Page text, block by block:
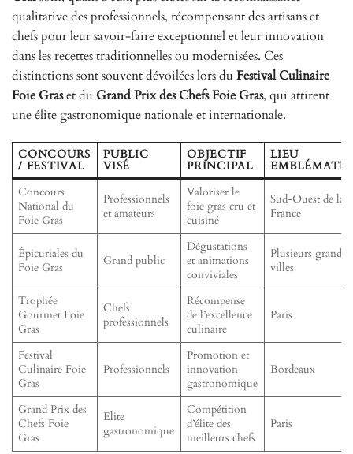
qualitative des professionnels, récompensant des artisans et
chefs pour leur savoir-faire exceptionnel et leur innovation
dans les recettes traditionnelles ou modernisées. Ces
distinctions sont souvent dévoilées lors du Festival Culinaire
Foie Graset du Grand Prix des Chefs Foie Gras, qui attirent
une élite gastronomique nationale et internationale.
CONCOURS
/ FESTIVAL
PUBLIC
VISÉ
OBJECTIF
PRINCIPAL
LIEU
Concours
National du
Foie Gras
Professionnels
et amateurs
Valoriser le
foie gras cru et
cuisiné
Sud-Ouest de la
France
Épicuriales du
Foie Gras
Grand public
Dégustations
et animations
conviviales
Plusieurs grandes
villes
Trophée
Gourmet Foie
Gras
Chefs
professionnels
Récompense
de l’excellence
culinaire
Paris
Festival
Culinaire Foie
Gras
Professionnels
Promotion et
innovation
gastronomique
Bordeaux
Grand Prix des
Chefs Foie
Gras
Elite
gastronomique
Compétition
d’élite des
meilleurs chefs
Paris